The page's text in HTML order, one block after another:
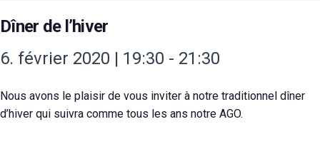
Dîner de l’hiver
6. février 2020 | 19:30 - 21:30
Nous avons le plaisir de vous inviter à notre traditionnel dîner
d’hiver qui suivra comme tous les ans notre AGO.